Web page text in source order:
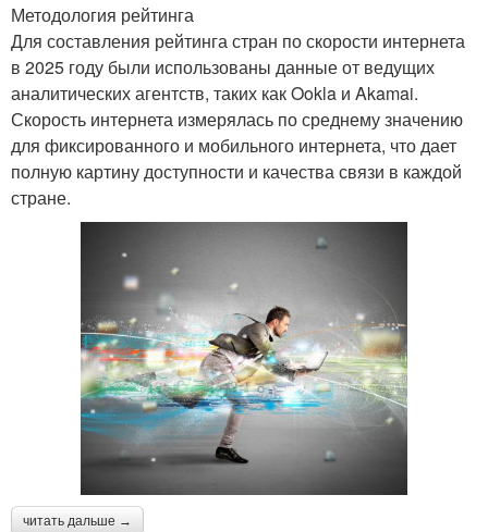
Методология рейтинга
Для составления рейтинга стран по скорости интернета
в 2025 году были использованы данные от ведущих
аналитических агентств, таких как Ookla и Akamai.
Скорость интернета измерялась по среднему значению
для фиксированного и мобильного интернета, что дает
полную картину доступности и качества связи в каждой
стране.
читать дальше →